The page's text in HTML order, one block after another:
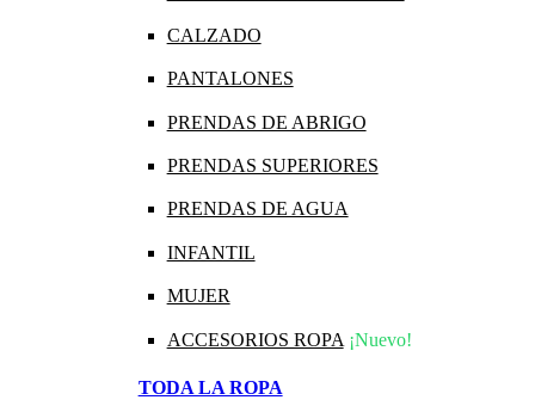
CALZADO
PANTALONES
PRENDAS DE ABRIGO
PRENDAS SUPERIORES
PRENDAS DE AGUA
INFANTIL
MUJER
ACCESORIOS ROPA ¡Nuevo!
TODA LA ROPA